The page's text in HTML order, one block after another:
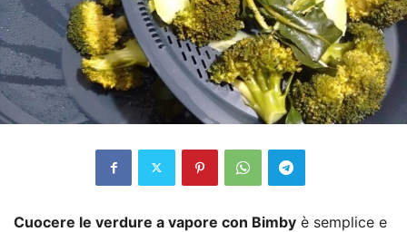
Cuocere le verdure a vapore con Bimby è semplice e